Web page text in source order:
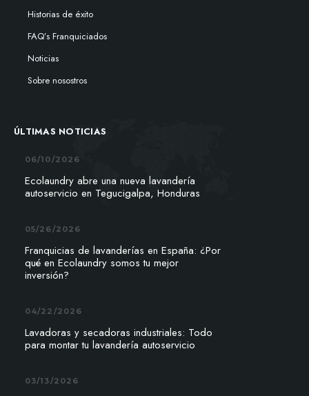
Historias de éxito
FAQ’s Franquiciados
Noticias
Sobre nosostros
ÚLTIMAS NOTICIAS
06/10/2026
Ecolaundry abre una nueva lavandería
autoservicio en Tegucigalpa, Honduras
05/26/2026
Franquicias de lavanderías en España: ¿Por
qué en Ecolaundry somos tu mejor
inversión?
04/22/2026
Lavadoras y secadoras industriales: Todo
para montar tu lavandería autoservicio
03/13/2026